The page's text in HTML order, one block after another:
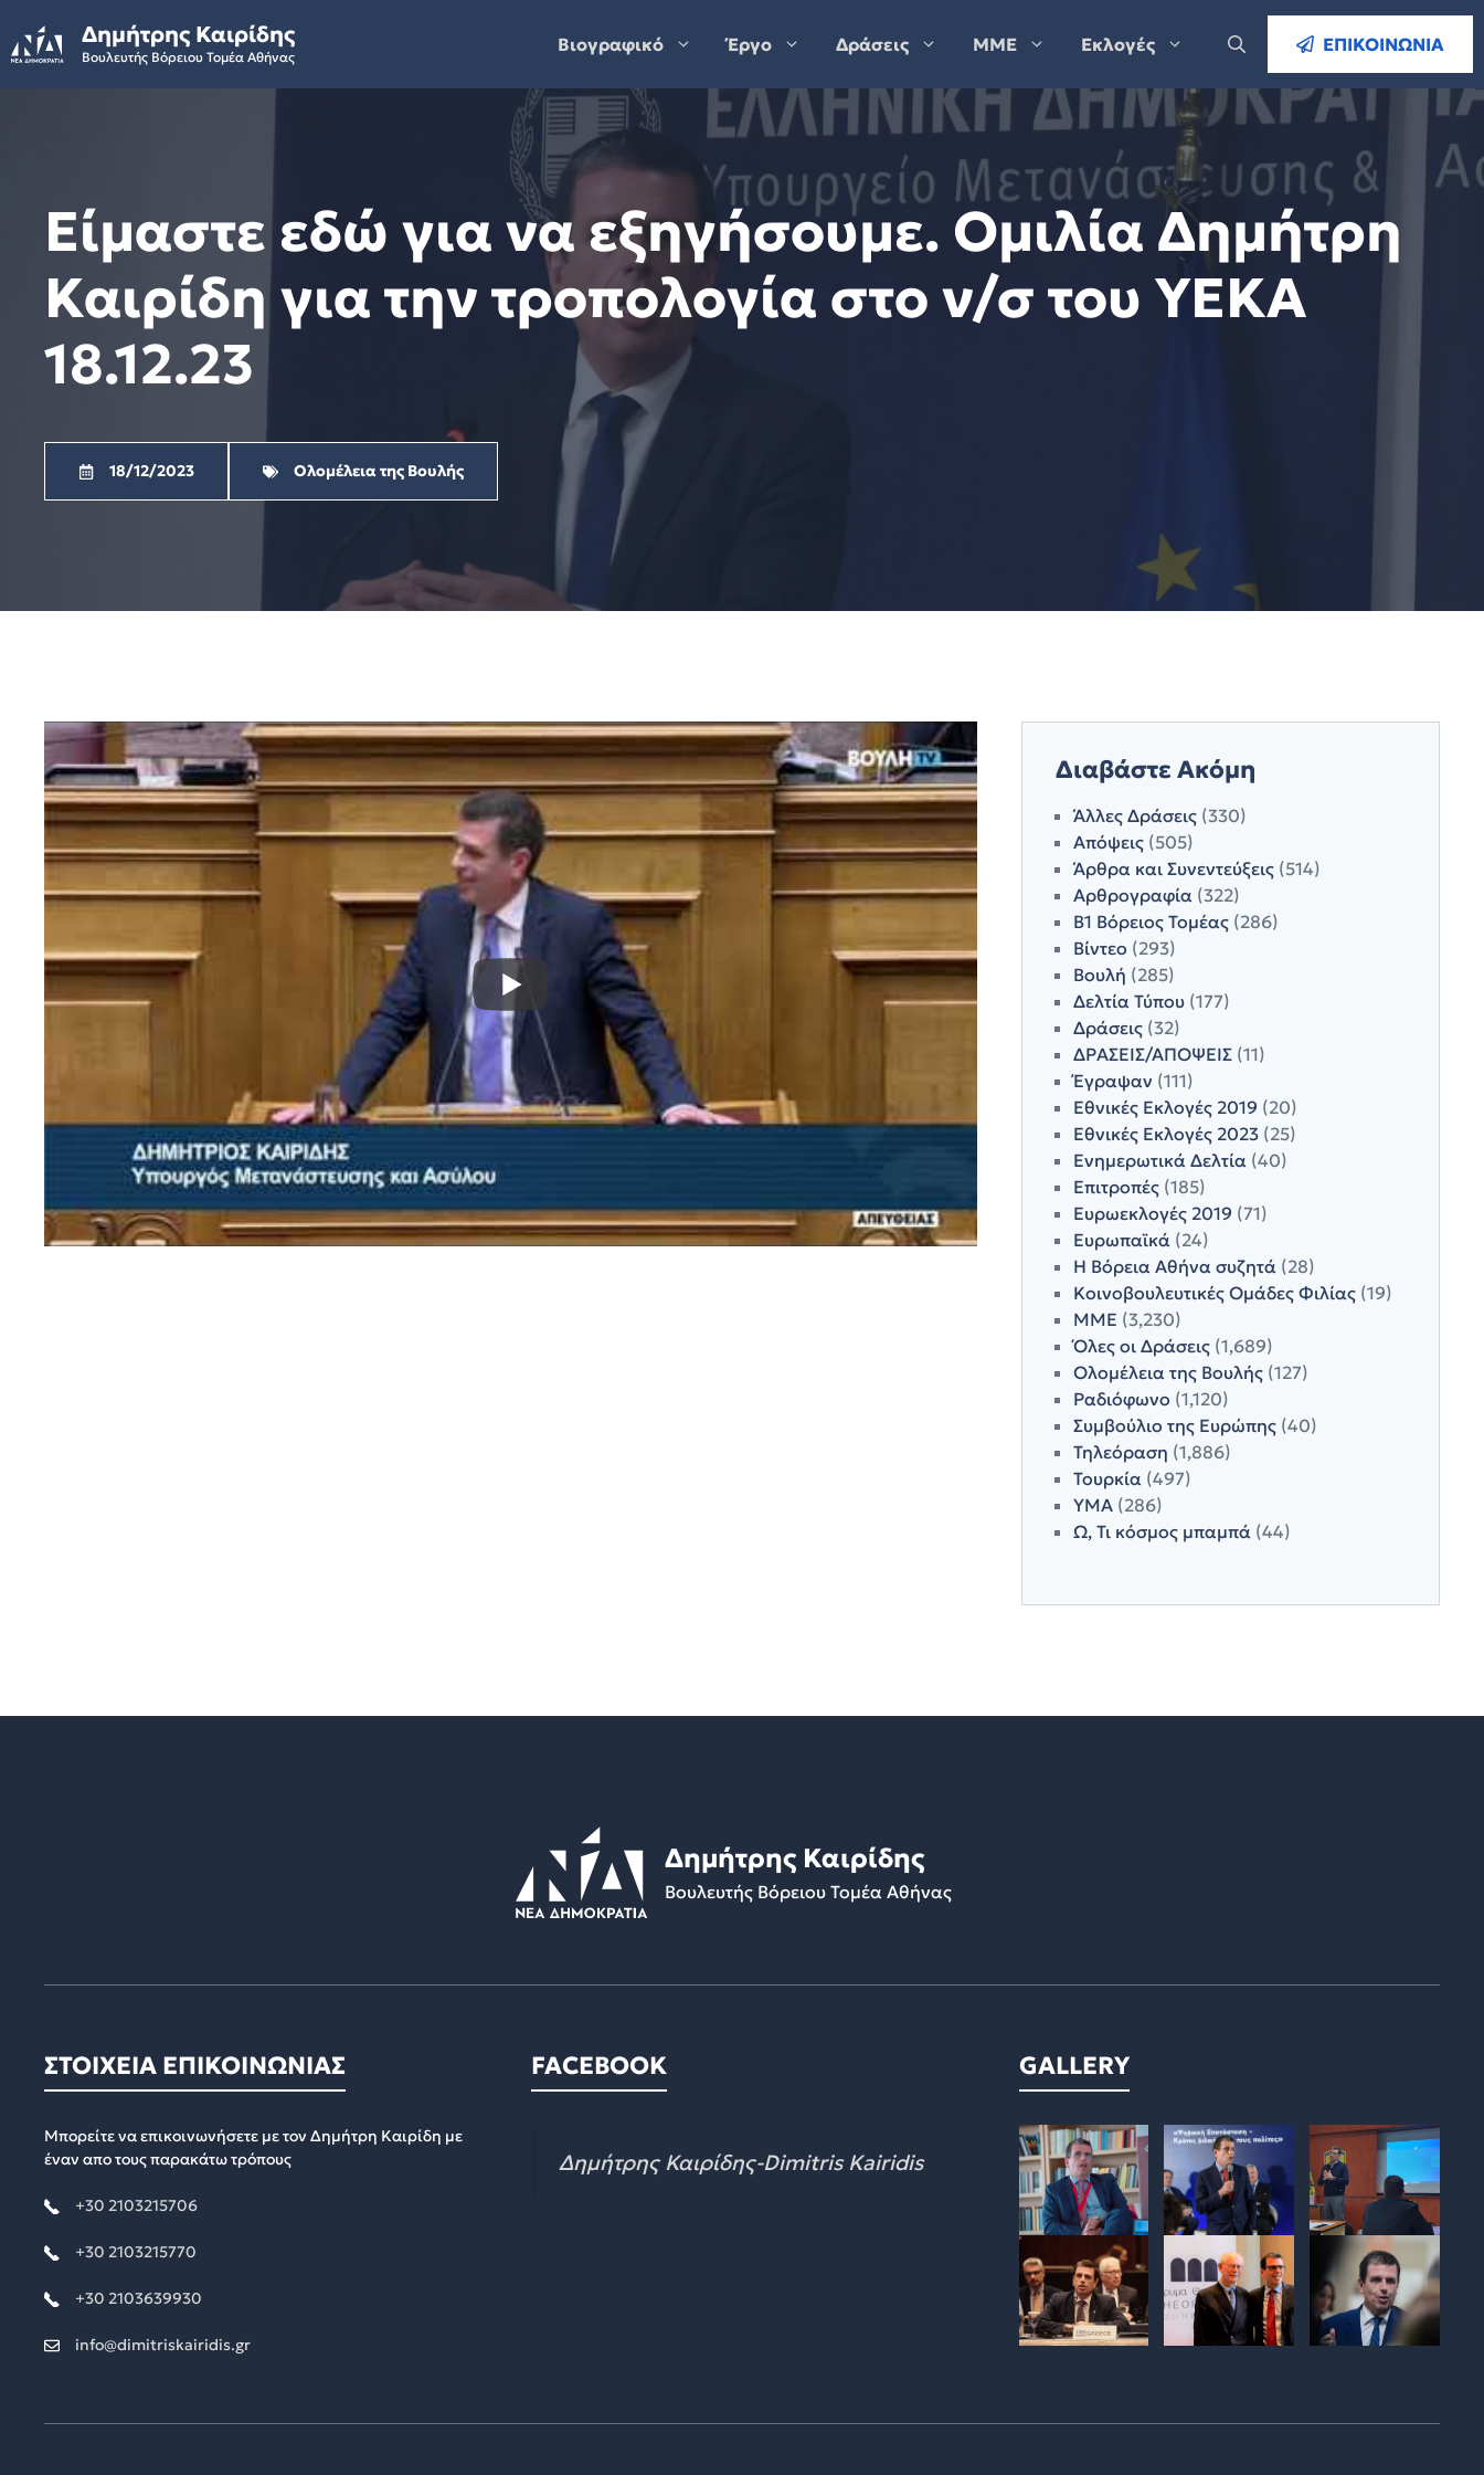
to
content
Δημήτρης Καιρίδης
Βουλευτής Βόρειου Τομέα Αθήνας
Βιογραφικό Έργο Δράσεις ΜΜΕ Εκλογές ΕΠΙΚΟΙΝΩΝΙΑ
Είμαστε εδώ για να εξηγήσουμε. Ομιλία Δημήτρη
Καιρίδη για την τροπολογία στο ν/σ του ΥΕΚΑ
18.12.23
18/12/2023 Ολομέλεια της Βουλής
Διαβάστε Ακόμη
Άλλες Δράσεις(330)
Απόψεις(505)
Άρθρα και Συνεντεύξεις(514)
Αρθρογραφία(322)
Β1 Βόρειος Τομέας(286)
Βίντεο (293)
Βουλή (285)
Δελτία Τύπου(177)
Δράσεις(32)
ΔΡΑΣΕΙΣ/ΑΠΟΨΕΙΣ(11)
Έγραψαν (111)
Εθνικές Εκλογές 2019 (20)
Εθνικές Εκλογές 2023(25)
Ενημερωτικά Δελτία(40)
Επιτροπές(185)
Ευρωεκλογές 2019 (71)
Ευρωπαϊκά(24)
Η Βόρεια Αθήνα συζητά(28)
Κοινοβουλευτικές Ομάδες Φιλίας(19)
ΜΜΕ (3,230)
Όλες οι Δράσεις(1,689)
Ολομέλεια της Βουλής(127)
Ραδιόφωνο (1,120)
Συμβούλιο της Ευρώπης(40)
Τηλεόραση (1,886)
Τουρκία(497)
ΥΜΑ(286)
Ω, Τι κόσμος μπαμπά(44)
Δημήτρης Καιρίδης
Βουλευτής Βόρειου Τομέα Αθήνας
ΣΤΟΙΧΕΙΑ ΕΠΙΚΟΙΝΩΝΙΑΣ
Μπορείτε να επικοινωνήσετε με τον Δημήτρη Καιρίδη με
έναν απο τους παρακάτω τρόπους
+30 2103215706
+30 2103215770
+30 2103639930
info@dimitriskairidis.gr
FACEBOOK
Δημήτρης Καιρίδης-Dimitris Kairidis
GALLERY